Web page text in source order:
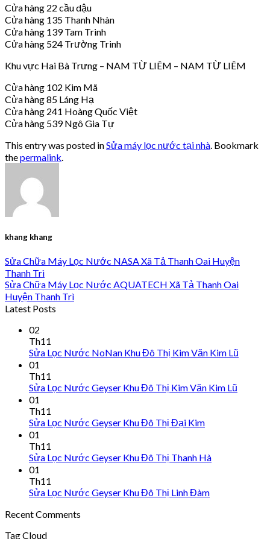
Cửa hàng 22 cầu dậu
Cửa hàng 135 Thanh Nhàn
Cửa hàng 139 Tam Trinh
Cửa hàng 524 Trường Trinh
Khu vực Hai Bà Trưng – NAM TỪ LIÊM – NAM TỪ LIÊM
Cửa hàng 102 Kim Mã
Cửa hàng 85 Láng Hạ
Cửa hàng 241 Hoàng Quốc Việt
Cửa hàng 539 Ngô Gia Tự
This entry was posted inSửa máy lọc nước tại nhà. Bookmark
thepermalink.
khang khang
Sửa Chữa Máy Lọc Nước NASA Xã Tả Thanh Oai Huyện
Thanh Trì
Sửa Chữa Máy Lọc Nước AQUATECH Xã Tả Thanh Oai
Huyện Thanh Trì
Latest Posts
02
Th11
Sửa Lọc Nước NoNan Khu Đô Thị Kim Văn Kim Lũ
01
Th11
Sửa Lọc Nước Geyser Khu Đô Thị Kim Văn Kim Lũ
01
Th11
Sửa Lọc Nước Geyser Khu Đô Thị Đại Kim
01
Th11
Sửa Lọc Nước Geyser Khu Đô Thị Thanh Hà
01
Th11
Sửa Lọc Nước Geyser Khu Đô Thị Linh Đàm
Recent Comments
Tag Cloud